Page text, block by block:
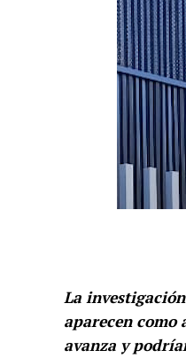
La
aparecen como
avanza y